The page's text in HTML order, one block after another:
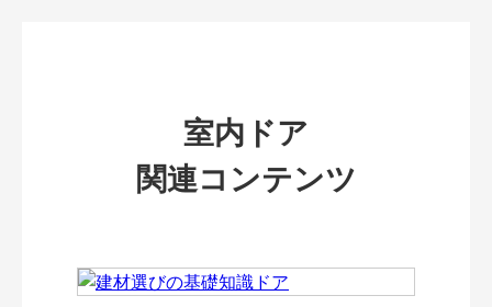
室内ドア
関連コンテンツ